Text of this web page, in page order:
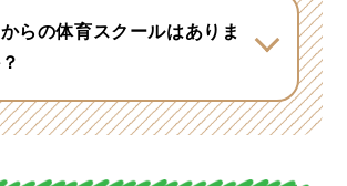
らの体育スクールはありま
習得がメインの「ミライク
楽しくダンスを始められる